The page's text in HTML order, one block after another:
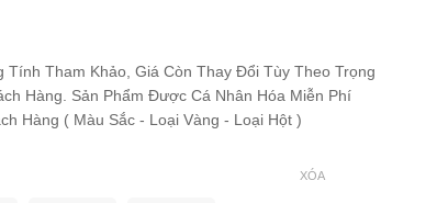
Tính Tham Khảo, Giá Còn Thay Đổi Tùy Theo Trọng
Hàng. Sản Phẩm Được Cá Nhân Hóa Miễn Phí
Hàng ( Màu Sắc - Loại Vàng - Loại Hột )
XÓA